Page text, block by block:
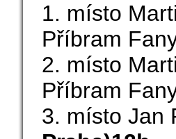
1. místo
Příbram
2. místo
Příbram
3. místo Jan